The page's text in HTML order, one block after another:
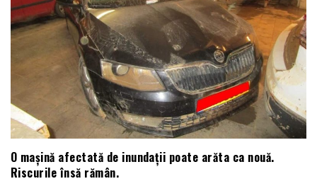
O mașină afectată de inundații poate arăta ca nouă.
Riscurile însă rămân.